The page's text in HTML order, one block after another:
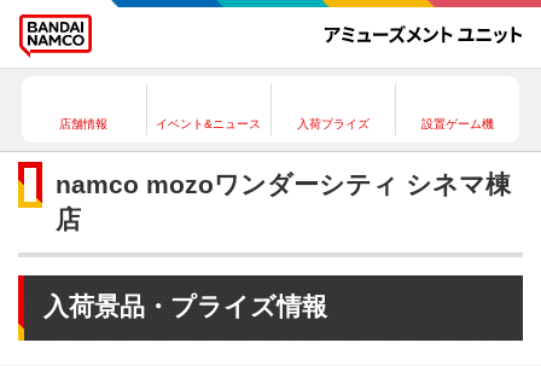
店舗情報 イベント&ニュース 入荷プライズ 設置ゲーム機
namco mozoワンダーシティ シネマ棟
店
入荷景品・プライズ情報